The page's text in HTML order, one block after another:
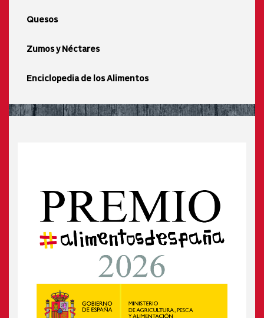
Quesos
Zumos y Néctares
Enciclopedia de los Alimentos